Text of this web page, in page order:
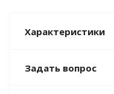
Характеристики
Задать вопрос